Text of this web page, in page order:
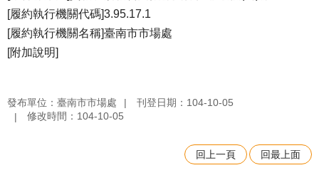
[履約執行機關代碼]3.95.17.1
[履約執行機關名稱]臺南市市場處
[附加說明]
發布單位：臺南市市場處
刊登日期：104-10-05
修改時間：104-10-05
回上一頁 回最上面